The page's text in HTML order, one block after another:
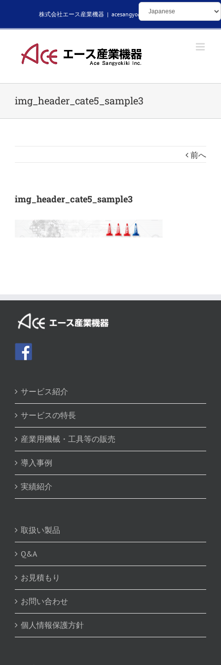
株式会社エース産業機器 | acesangyo@kikaibuhin.com
img_header_cate5_sample3
前へ
img_header_cate5_sample3
サービス紹介
サービスの特長
産業用機械・工具等の販売
導入事例
実績紹介
取扱い製品
Q&A
お見積もり
お問い合わせ
個人情報保護方針